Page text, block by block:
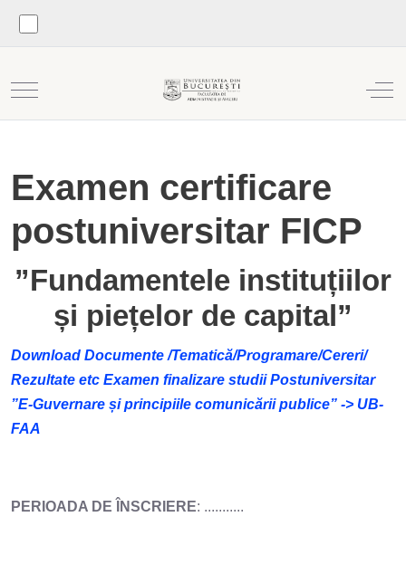
Mobile Menu Toggle Off-
Examen certificare
postuniversitar FICP
”Fundamentele instituțiilor
și piețelor de capital”
Download Documente /Tematică/Programare/Cereri/
Rezultate etc Examen finalizare studii Postuniversitar
”E-Guvernare și principiile comunicării publice” -> UB-
FAA
PERIOADA DE ÎNSCRIERE: ...........